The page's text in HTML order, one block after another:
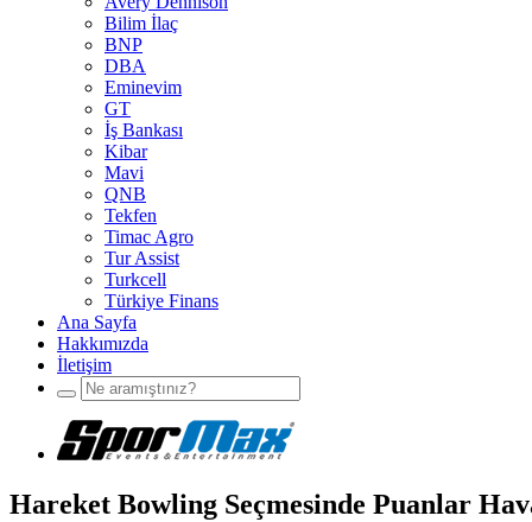
Bilim İlaç
BNP
DBA
Eminevim
GT
İş Bankası
Kibar
Mavi
QNB
Tekfen
Timac Agro
Tur Assist
Turkcell
Türkiye Finans
Ana Sayfa
Hakkımızda
İletişim
Hareket Bowling Seçmesinde Puanlar